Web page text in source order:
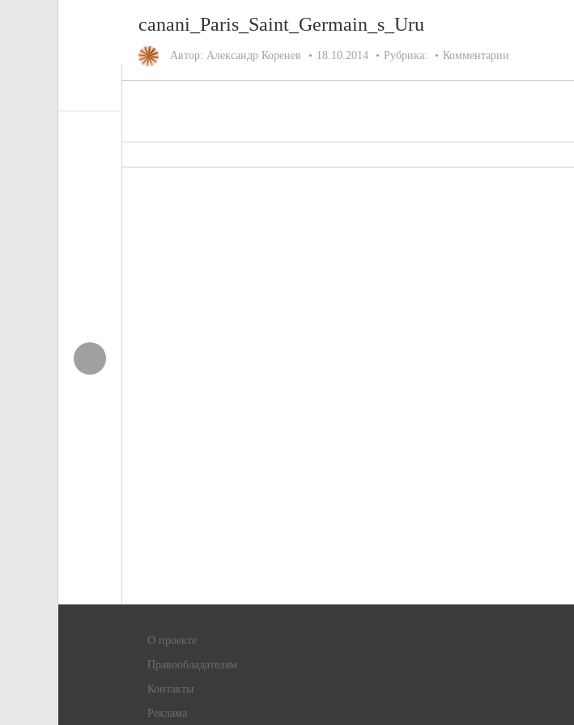
canani_Paris_Saint_Germain_s_Uru
Автор: Александр Коренев 18.10.2014 Рубрика: Комментарии
О проекте
Правообладателям
Контакты
Реклама